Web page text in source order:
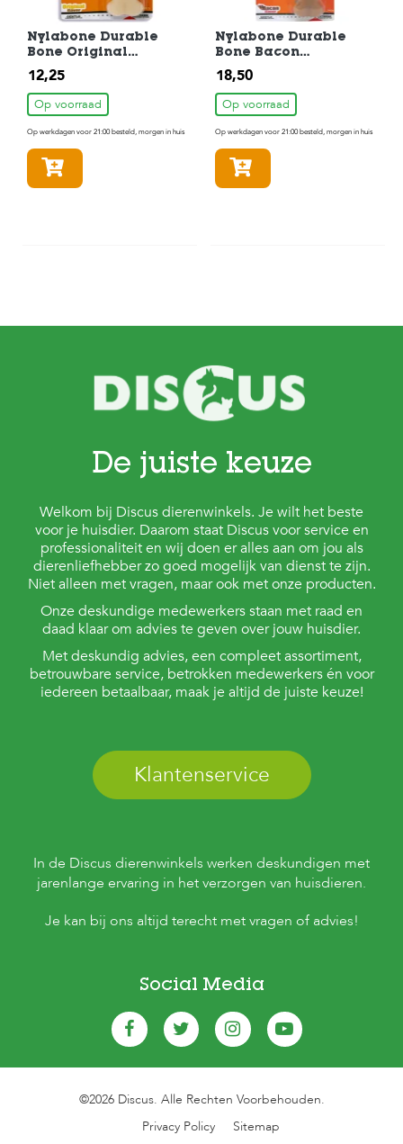
Nylabone Durable
Bone Original
Hondenkluif
Hondenspeelgoed tot
16kg
12,25
Op voorraad
Op werkdagen voor 21:00 besteld, morgen in huis
Nylabone Durable
Bone Bacon
Hondenkluif
Hondenspeelgoed tot
20kg
18,50
Op voorraad
Op werkdagen voor 21:00 besteld, morgen in huis
De juiste keuze
Welkom bij Discus dierenwinkels. Je wilt het beste
voor je huisdier. Daarom staat Discus voor service en
professionaliteit en wij doen er alles aan om jou als
dierenliefhebber zo goed mogelijk van dienst te zijn.
Niet alleen met vragen, maar ook met onze producten.
Onze deskundige medewerkers staan met raad en
daad klaar om advies te geven over jouw huisdier.
Met deskundig advies, een compleet assortiment,
betrouwbare service, betrokken medewerkers én voor
iedereen betaalbaar, maak je altijd de juiste keuze!
Klantenservice
In de Discus dierenwinkels werken deskundigen met
jarenlange ervaring in het verzorgen van huisdieren.
Je kan bij ons altijd terecht met vragen of advies!
Social Media
©2026 Discus. Alle Rechten Voorbehouden.
Privacy Policy
Sitemap